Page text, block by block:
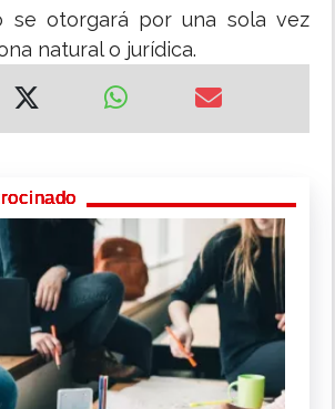
se otorgará por una sola vez
natural o jurídica.